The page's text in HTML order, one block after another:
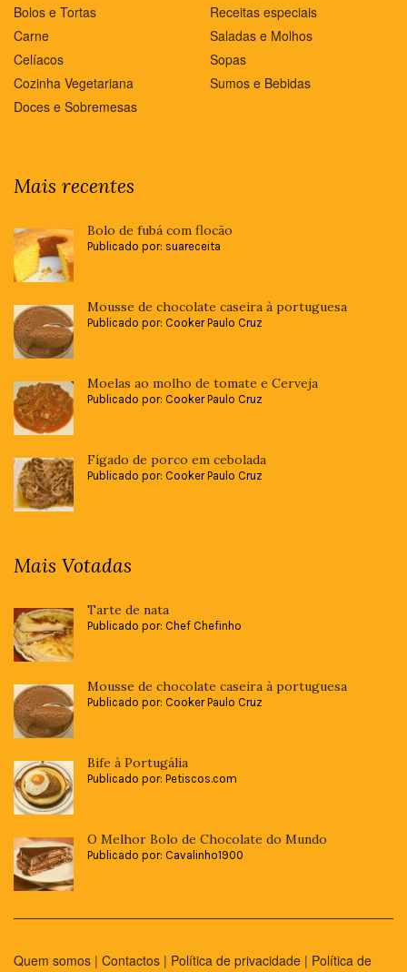
Bolos e Tortas
Carne
Celíacos
Cozinha Vegetariana
Doces e Sobremesas
Receitas especiais
Saladas e Molhos
Sopas
Sumos e Bebidas
Mais recentes
Bolo de fubá com flocão
Publicado por: suareceita
Mousse de chocolate caseira à portuguesa
Publicado por: Cooker Paulo Cruz
Moelas ao molho de tomate e Cerveja
Publicado por: Cooker Paulo Cruz
Fígado de porco em cebolada
Publicado por: Cooker Paulo Cruz
Mais Votadas
Tarte de nata
Publicado por: Chef Chefinho
Mousse de chocolate caseira à portuguesa
Publicado por: Cooker Paulo Cruz
Bife à Portugália
Publicado por: Petiscos.com
O Melhor Bolo de Chocolate do Mundo
Publicado por: Cavalinho1900
Quem somos | Contactos | Política de privacidade | Política de